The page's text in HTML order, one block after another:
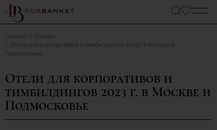
Главная
Обзоры
Отели для корпоративов и тимбилдингов 2023 г. в Москве и
Подмосковье
Отели для корпоративов и
тимбилдингов 2023 г. в Москве и
Подмосковье